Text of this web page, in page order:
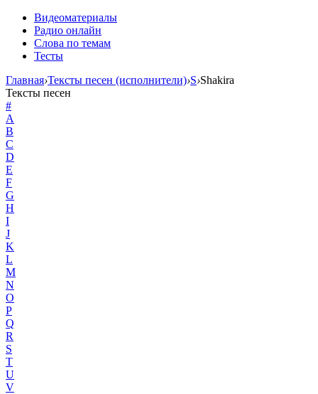
Видеоматериалы
Радио онлайн
Слова по темам
Тесты
Главная›Тексты песен (исполнители)›S›Shakira
Тексты песен
#
A
B
C
D
E
F
G
H
I
J
K
L
M
N
O
P
Q
R
S
T
U
V